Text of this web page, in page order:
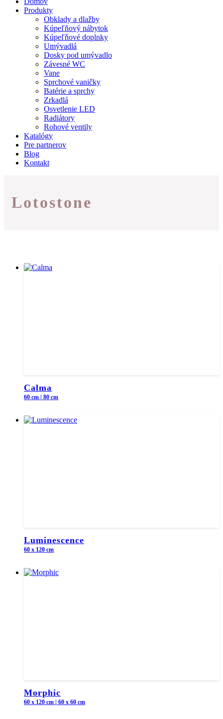
Produkty
Obklady a dlažby
Kúpeľňový nábytok
Kúpeľňové doplnky
Umývadlá
Dosky pod umývadlo
Závesné WC
Vane
Sprchové vaničky
Batérie a sprchy
Zrkadlá
Osvetlenie LED
Radiátory
Rohové ventily
Katalógy
Pre partnerov
Blog
Kontakt
Lotostone
Calma
60 cm | 80 cm
Luminescence
60 x 120 cm
Morphic
60 x 120 cm | 60 x 60 cm